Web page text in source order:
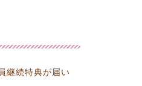
継続特典が届い